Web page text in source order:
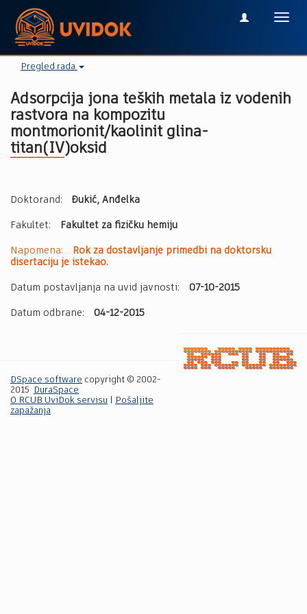
Pregled rada
Adsorpcija jona teških metala iz vodenih
rastvora na kompozitu
montmorionit/kaolinit glina-
titan(IV)oksid
Doktorand: Đukić, Anđelka
Fakultet: Fakultet za fizičku hemiju
Napomena:
Rok za dostavljanje primedbi na doktorsku
disertaciju je istekao.
Datum postavljanja na uvid javnosti: 07-10-2015
Datum odbrane: 04-12-2015
DSpace software copyright © 2002-
2015
DuraSpace
O RCUB UviDok servisu
Pošaljite
zapažanja